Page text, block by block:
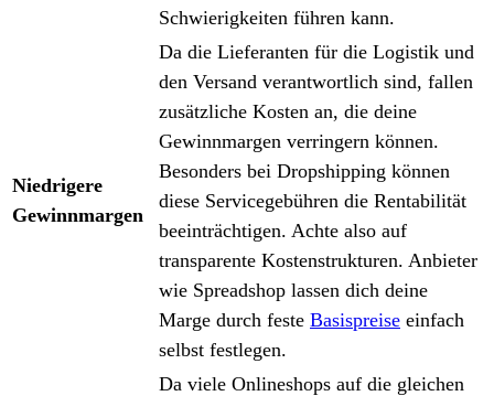
Schwierigkeiten führen kann.
Niedrigere
Gewinnmargen
Da die Lieferanten für die Logistik und
den Versand verantwortlich sind, fallen
zusätzliche Kosten an, die deine
Gewinnmargen verringern können.
Besonders bei Dropshipping können
diese Servicegebühren die Rentabilität
beeinträchtigen. Achte also auf
transparente Kostenstrukturen. Anbieter
wie Spreadshop lassen dich deine
Marge durch feste Basispreise einfach
selbst festlegen.
Da viele Onlineshops auf die gleichen